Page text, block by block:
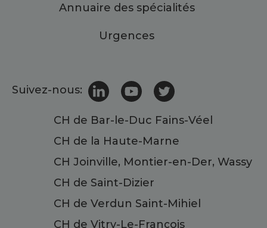
Annuaire des spécialités
Urgences
Suivez-nous:
CH de Bar-le-Duc Fains-Véel
CH de la Haute-Marne
CH Joinville, Montier-en-Der, Wassy
CH de Saint-Dizier
CH de Verdun Saint-Mihiel
CH de Vitry-Le-François